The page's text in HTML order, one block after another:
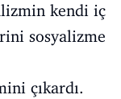
kendi iç
sosyalizme
çıkardı.